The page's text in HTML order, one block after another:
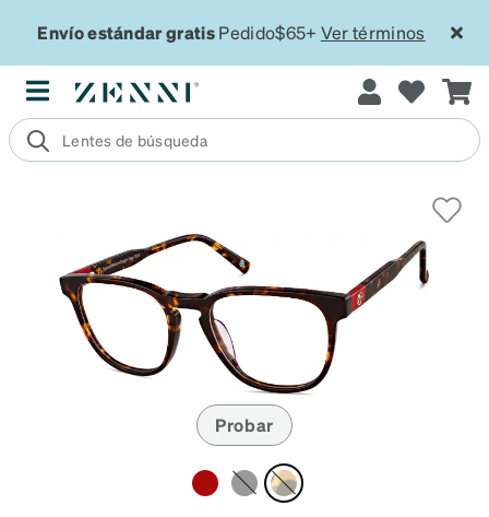
Envío estándar gratisPedido$65+ Ver términos
Probar